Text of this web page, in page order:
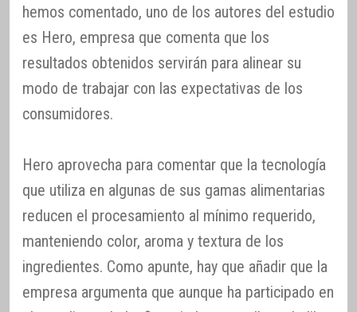
hemos comentado, uno de los autores del estudio
es Hero, empresa que comenta que los
resultados obtenidos servirán para alinear su
modo de trabajar con las expectativas de los
consumidores.
Hero aprovecha para comentar que la tecnología
que utiliza en algunas de sus gamas alimentarias
reducen el procesamiento al mínimo requerido,
manteniendo color, aroma y textura de los
ingredientes. Como apunte, hay que añadir que la
empresa argumenta que aunque ha participado en